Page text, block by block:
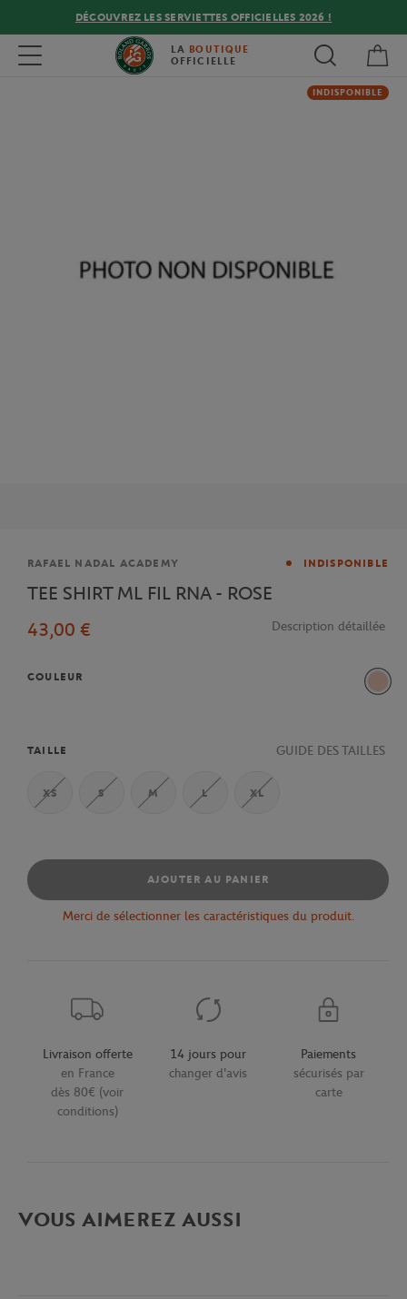
DÉCOUVREZ LES SERVIETTES OFFICIELLES 2026 !
Toggle navigation LA BOUTIQUE
OFFICIELLE
INDISPONIBLE
Marque
RAFAEL NADAL ACADEMY INDISPONIBLE
TEE SHIRT ML FIL RNA - ROSE
43,00 €
Description détaillée
COULEUR
Rose
TAILLE GUIDE DES TAILLES
XS S M L XL
AJOUTER AU PANIER
Merci de sélectionner les caractéristiques du produit.
Livraison offerte
en France
dès 80€ (voir
conditions)
14 jours pour
changer d'avis
Paiements
sécurisés par
carte
VOUS AIMEREZ AUSSI